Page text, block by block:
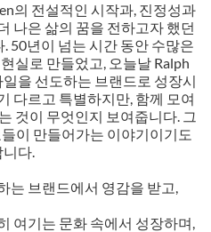
의 전설적인 시작과, 진정성과
나은 삶의 꿈을 전하고자 했던
50년이 넘는 시간 동안 수많은
실로 만들었고, 오늘날 Ralph
을 선도하는 브랜드로 성장시
다르고 특별하지만, 함께 모여
것이 무엇인지 보여줍니다. 그
이 만들어가는 이야기이기도
니다.
는 브랜드에서 영감을 받고,
여기는 문화 속에서 성장하며,